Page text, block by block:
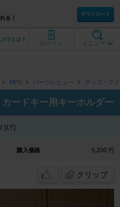
る！
ダウンロード
メニュー
ログイン
カラとは？
MPV パーツレビュー グッズ・ア
ードキー用キーホルダー
[LY]
購入価格 5,200 円
クリップ